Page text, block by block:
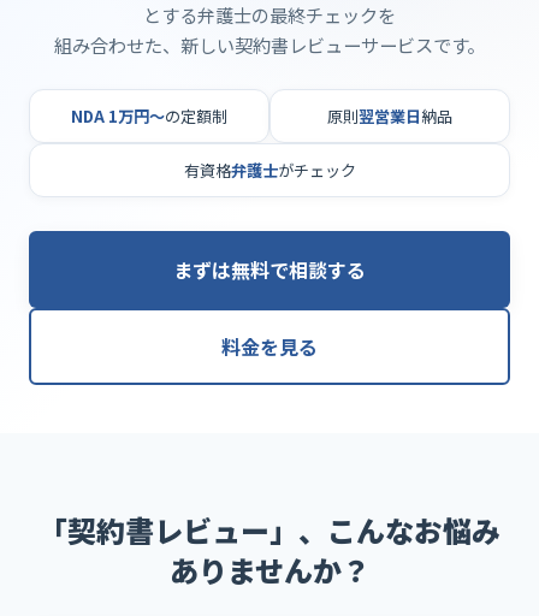
とする弁護士の最終チェックを
組み合わせた、新しい契約書レビューサービスです。
NDA 1万円〜の定額制 原則翌営業日納品
有資格弁護士がチェック
まずは無料で相談する
料金を見る
「契約書レビュー」、こんなお悩み
ありませんか？